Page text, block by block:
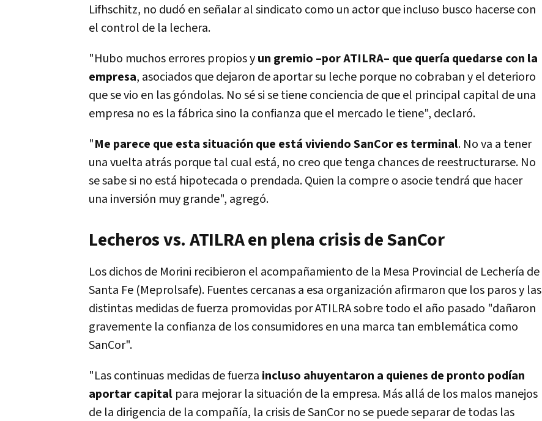
Lifhschitz, no dudó en señalar al sindicato como un actor que incluso busco hacerse con
el control de la lechera.
"Hubo muchos errores propios yun gremio –por ATILRA– que quería quedarse con la
empresa, asociados que dejaron de aportar su leche porque no cobraban y el deterioro
que se vio en las góndolas. No sé si se tiene conciencia de que el principal capital de una
empresa no es la fábrica sino la confianza que el mercado le tiene", declaró.
"Me parece que esta situación que está viviendo SanCor es terminal. No va a tener
una vuelta atrás porque tal cual está, no creo que tenga chances de reestructurarse. No
se sabe si no está hipotecada o prendada. Quien la compre o asocie tendrá que hacer
una inversión muy grande", agregó.
Lecheros vs. ATILRA en plena crisis de SanCor
Los dichos de Morini recibieron el acompañamiento de la Mesa Provincial de Lechería de
Santa Fe (Meprolsafe). Fuentes cercanas a esa organización afirmaron que los paros y las
distintas medidas de fuerza promovidas por ATILRA sobre todo el año pasado "dañaron
gravemente la confianza de los consumidores en una marca tan emblemática como
SanCor".
"Las continuas medidas de fuerza incluso ahuyentaron a quienes de pronto podían
aportar capital para mejorar la situación de la empresa. Más allá de los malos manejos
de la dirigencia de la compañía, la crisis de SanCor no se puede separar de todas las